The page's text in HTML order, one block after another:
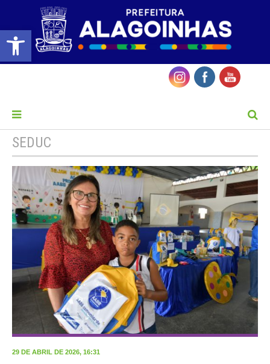
Barra de Ferramentas Aberta
SEDUC
29 DE ABRIL DE 2026, 16:31